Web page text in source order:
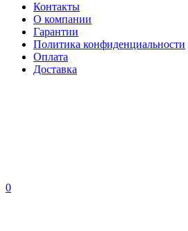
Контакты
O компании
Гарантии
Политика конфиденциальности
Оплата
Доставка
0